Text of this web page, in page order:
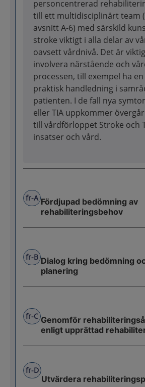
personcentrerad
till ett multidisciplinärt team
avsnitt A-6) med särskild
stroke viktigt i alla delar av
oavsett vårdnivå. Det är
involvera närstående och
processen, till exempel ha
praktisk handledning i
patienten. I de fall nya
eller TIA uppkommer
till vårdförloppet Stroke och
insatser och vård.
fr-A Fördjupad bedömning av
rehabiliteringsbehov
fr-B Dialog kring bedömning
planering
fr-C Genomför
enligt upprättad
fr-D
Utvärdera